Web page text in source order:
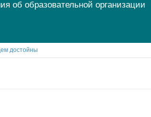
об образовательной организации
достойны